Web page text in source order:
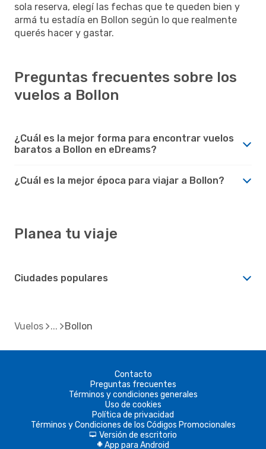
sola reserva, elegí las fechas que te queden bien y
armá tu estadía en Bollon según lo que realmente
querés hacer y gastar.
Preguntas frecuentes sobre los
vuelos a Bollon
¿Cuál es la mejor forma para encontrar vuelos
baratos a Bollon en eDreams?
¿Cuál es la mejor época para viajar a Bollon?
Planea tu viaje
Ciudades populares
Vuelos Bollon
Contacto
Preguntas frecuentes
Términos y condiciones generales
Uso de cookies
Política de privacidad
Términos y Condiciones de los Códigos Promocionales
d Versión de escritorio
A App para Android